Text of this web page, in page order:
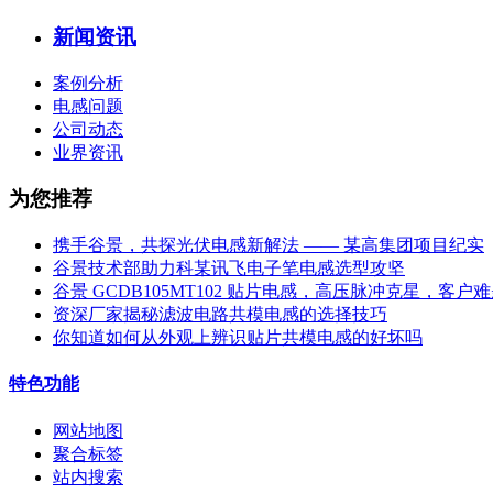
新闻资讯
案例分析
电感问题
公司动态
业界资讯
为您推荐
携手谷景，共探光伏电感新解法 —— 某高集团项目纪实
谷景技术部助力科某讯飞电子笔电感选型攻坚
谷景 GCDB105MT102 贴片电感，高压脉冲克星，客户
资深厂家揭秘滤波电路共模电感的选择技巧
你知道如何从外观上辨识贴片共模电感的好坏吗
特色功能
网站地图
聚合标签
站内搜索